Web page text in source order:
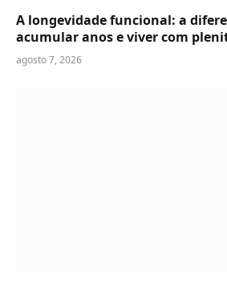
A longevidade funcional: a
acumular anos e viver com
agosto 7, 2026